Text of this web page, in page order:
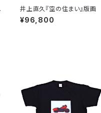
井上直久『空の住まい』版画
¥96,800